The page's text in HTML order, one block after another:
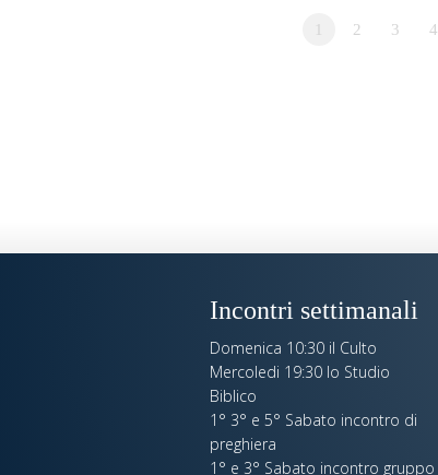
2 3 4
Incontri settimanali
Domenica 10:30 il Culto
Mercoledi 19:30 lo Studio
Biblico
1° 3° e 5° Sabato incontro di
preghiera
1° e 3° Sabato incontro gruppo